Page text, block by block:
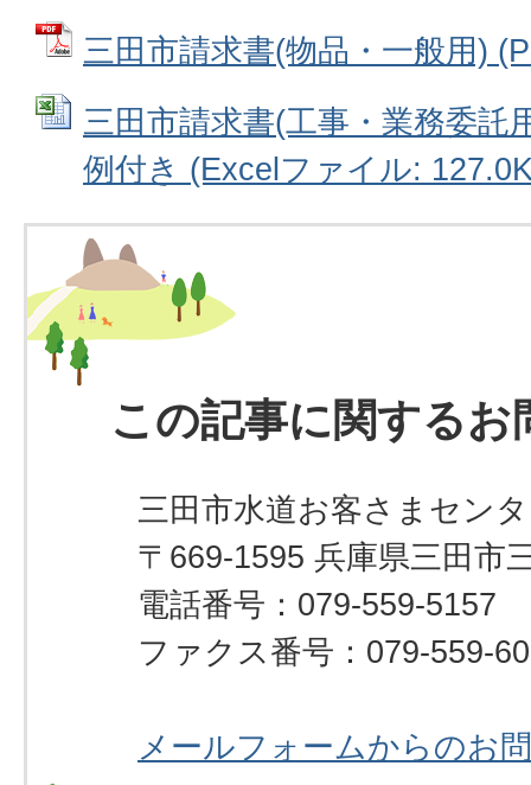
三田市請求書(物品・一般用)
三田市請求書(工事・業務委託
例付き (Excelファイル:
この記事に関するお
三田市水道お客さまセン
〒669-1595 兵庫県三田市
電話番号：079-559-5157
ファクス番号：079-559-
メールフォームからのお